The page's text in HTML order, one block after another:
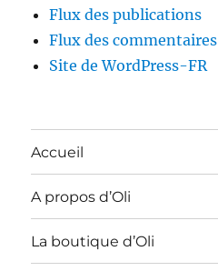
Flux des publications
Flux des commentaires
Site de WordPress-FR
Accueil
A propos d’Oli
La boutique d’Oli